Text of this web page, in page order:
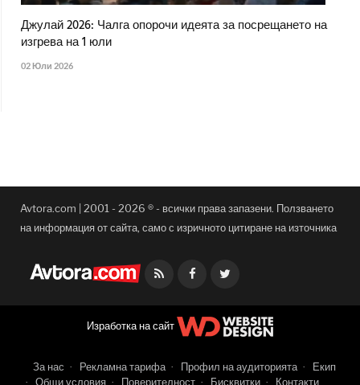
Джулай 2026: Чалга опорочи идеята за посрещането на
изгрева на 1 юли
02 Юли 2026
Avtora.com | 2001 - 2026 ® - всички права запазени. Ползването
на информация от сайта, само с изричното цитиране на източника
Facebook
Изработка на сайт
За нас Рекламна тарифа Профил на аудиторията
Екип
Общи условия
Поверителност Бисквитки Контакти